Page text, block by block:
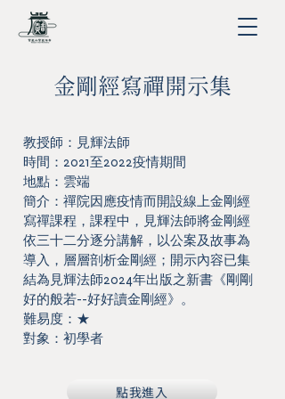
金剛經寫禪開示集
教授師：見輝法師
時間：2021至2022疫情期間
地點：雲端
簡介：禪院因應疫情而開設線上金剛經
寫禪課程，課程中，見輝法師將金剛經
依三十二分逐分講解，以公案及故事為
導入，層層剖析金剛經；開示內容已集
結為見輝法師2024年出版之新書《剛剛
好的般若--好好讀金剛經》。
難易度：★
對象：初學者
點我進入